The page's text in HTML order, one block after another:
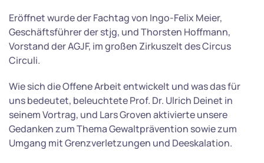
Eröffnet wurde der Fachtag von Ingo-Felix Meier,
Geschäftsführer der stjg, und Thorsten Hoffmann,
Vorstand der AGJF, im großen Zirkuszelt des Circus
Circuli.
Wie sich die Offene Arbeit entwickelt und was das für
uns bedeutet, beleuchtete Prof. Dr. Ulrich Deinet in
seinem Vortrag, und Lars Groven aktivierte unsere
Gedanken zum Thema Gewaltprävention sowie zum
Umgang mit Grenzverletzungen und Deeskalation.